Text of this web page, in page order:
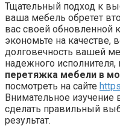
Тщательный подход к
ваша мебель обретет
вас своей обновленной
экономьте на качестве,
долговечность вашей
надежного
перетяжка мебели в
посмотреть на сайте
Внимательное
сделать правильный
результат.